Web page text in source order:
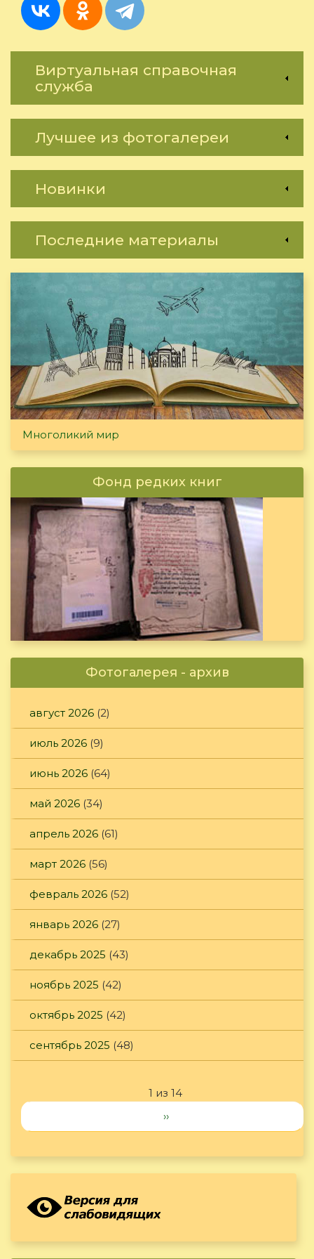
Виртуальная справочная
служба
Лучшее из фотогалереи
Новинки
Последние материалы
Многоликий мир
Фонд редких книг
Фотогалерея - архив
август 2026 (2)
июль 2026 (9)
июнь 2026 (64)
май 2026 (34)
апрель 2026 (61)
март 2026 (56)
февраль 2026 (52)
январь 2026 (27)
декабрь 2025 (43)
ноябрь 2025 (42)
октябрь 2025 (42)
сентябрь 2025 (48)
1 из 14
››